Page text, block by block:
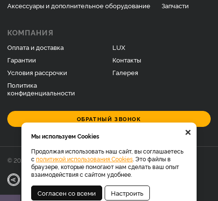
Аксессуары и дополнительное оборудование
Запчасти
КОМПАНИЯ
Оплата и доставка
Гарантии
Условия рассрочки
Политика
конфиденциальности
LUX
Контакты
Галерея
ОБРАТНЫЙ ЗВОНОК
© 2026 Фирменный магазин багажников LUX.
Разработка|
×
Мы используем Cookies
Продолжая использовать наш сайт, вы соглашаетесь
с политикой использования Cookies . Это файлы в
браузере, которые помогают нам сделать ваш опыт
взаимодействия с сайтом удобнее.
Согласен со всеми Настроить